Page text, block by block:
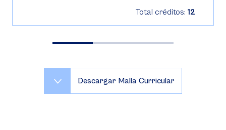
Total créditos: 12
Descargar Malla Curricular